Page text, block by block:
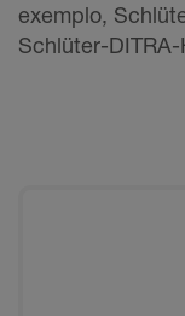
exemplo,
Schlüter-DITRA-